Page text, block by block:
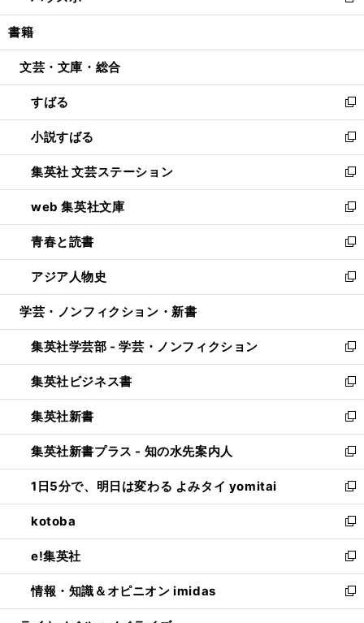
開
ウ
開
ン
ウ
開
く
ウ
ン
ウ
で
開
く
し
ウ
ン
ド
ウ
で
開
く
書籍
文芸・文庫・総合
すばる
新
し
い
ウ
ィ
ン
ド
ウ
で
開
く
小説すばる
新
し
い
ウ
ィ
ン
ド
ウ
で
開
集英社 文芸ステーション
新
し
い
ウ
ィ
ン
ド
ウ
開
く
web 集英社文庫
新
し
い
ウ
ィ
ン
ウ
で
開
く
青春と読書
新
し
い
ウ
ン
ド
ウ
で
開
く
アジア人物史
新
し
ウ
ィ
ン
ド
ウ
で
開
く
学芸・ノンフィクション・新書
集英社学芸部 - 学芸・ノンフィクション
新
し
い
ウ
ィ
ン
ド
ウ
で
開
く
集英社ビジネス書
新
し
い
ウ
ィ
ン
ド
ウ
で
開
く
集英社新書
新
し
い
ウ
ィ
ン
ド
ウ
で
開
く
集英社新書プラス - 知の水先案内人
新
し
い
ウ
ィ
ン
ド
ウ
で
開
1日5分で、明日は変わる よみタイ yomitai
新
し
い
ウ
ィ
ン
ド
ウ
kotoba
新
し
い
ウ
ィ
ン
e!集英社
新
し
い
ウ
情報・知識＆オピニオン imidas
新
し